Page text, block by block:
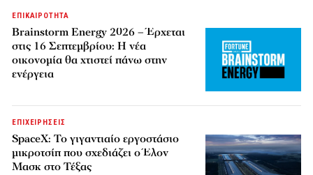
ΕΠΙΚΑΙΡΟΤΗΤΑ
Brainstorm Energy 2026 – Έρχεται
στις 16 Σεπτεμβρίου: Η νέα
οικονομία θα χτιστεί πάνω στην
ενέργεια
ΕΠΙΧΕΙΡΗΣΕΙΣ
SpaceX: Το γιγαντιαίο εργοστάσιο
μικροτσίπ που σχεδιάζει ο Έλον
Μασκ στο Τέξας